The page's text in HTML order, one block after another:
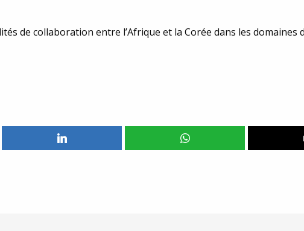
de collaboration entre l’Afrique et la Corée dans les domaines